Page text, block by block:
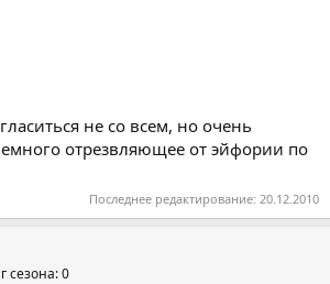
не со всем, но очень
отрезвляющее от эйфории по
Последнее редактирование: 20.12.2010
сезона: 0